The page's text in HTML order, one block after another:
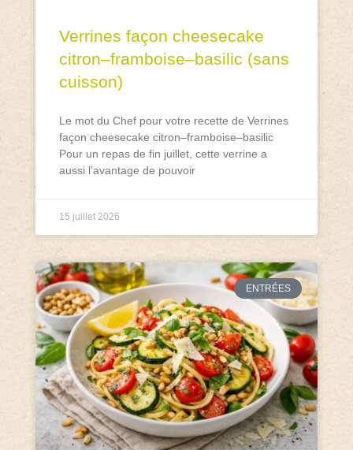
Verrines façon cheesecake
citron–framboise–basilic (sans
cuisson)
Le mot du Chef pour votre recette de Verrines
façon cheesecake citron–framboise–basilic
Pour un repas de fin juillet, cette verrine a
aussi l’avantage de pouvoir
15 juillet 2026
ENTRÉES